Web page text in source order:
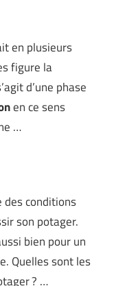
en plusieurs
figure la
d’une phase
en ce sens
…
des conditions
son potager.
bien pour un
Quelles sont les
? …